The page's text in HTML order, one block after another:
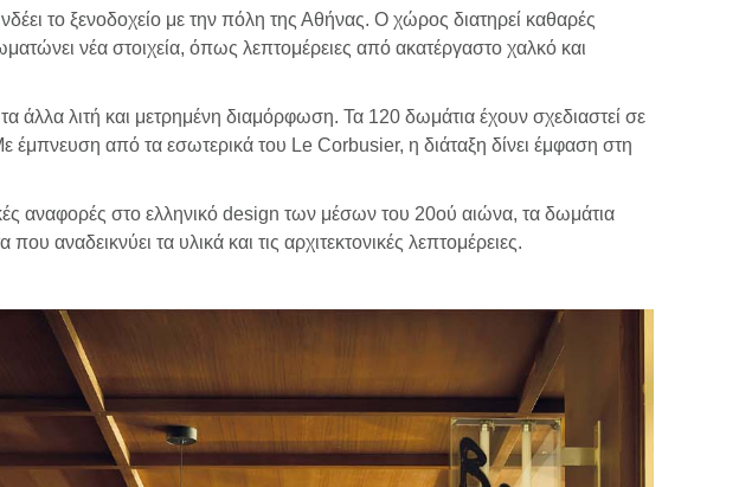
το ξενοδοχείο με την πόλη της Αθήνας. Ο χώρος διατηρεί καθαρές
νέα στοιχεία, όπως λεπτομέρειες από ακατέργαστο χαλκό και
άλλα λιτή και μετρημένη διαμόρφωση. Τα 120 δωμάτια έχουν σχεδιαστεί σε
έμπνευση από τα εσωτερικά του Le Corbusier, η διάταξη δίνει έμφαση στη
αναφορές στο ελληνικό design των μέσων του 20ού αιώνα, τα δωμάτια
αναδεικνύει τα υλικά και τις αρχιτεκτονικές λεπτομέρειες.